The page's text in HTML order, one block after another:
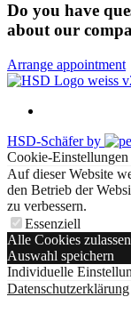
Do you have
about our
Arrange appointment
HSD-Schäfer by
Cookie-Einstellungen
Auf dieser Website
den Betrieb der
zu verbessern.
Essenziell
Alle Cookies zulassen
Auswahl speichern
Individuelle
Datenschutzerklärung